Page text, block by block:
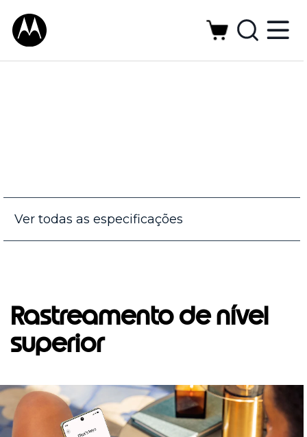
Ver todas as especificações
Rastreamento de nível
superior
I
t
e
m